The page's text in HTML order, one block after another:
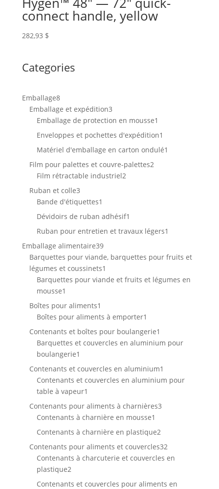
connect handle, yellow
282,93 $
Categories
Emballage88
produits
Emballage et expédition33
produits
Emballage de protection en mousse1
produit
Enveloppes et pochettes d'expédition1
produit
Matériel d'emballage en carton ondulé1
Film pour palettes et couvre-palettes22
Film rétractable industriel22
Ruban et colle33
produits
Bande d'étiquettes1
produit
Dévidoirs de ruban adhésif1
produit
Ruban pour entretien et travaux légers1
Emballage alimentaire3939
produits
Barquettes pour viande, barquettes pour fruits et
légumes et coussinets1
produit
Barquettes pour viande et fruits et légumes en
mousse1
produit
Boîtes pour aliments1
produit
Boîtes pour aliments à emporter1
produit
Contenants et boîtes pour boulangerie1
produit
Barquettes et couvercles en aluminium pour
boulangerie1
produit
Contenants et couvercles en aluminium1
produit
Contenants et couvercles en aluminium pour
table à vapeur1
produit
Contenants pour aliments à charnières33
Contenants à charnière en mousse1
produit
Contenants à charnière en plastique22
produits
Contenants pour aliments et couvercles3232
produits
Contenants à charcuterie et couvercles en
plastique22
produits
Contenants et couvercles pour aliments en